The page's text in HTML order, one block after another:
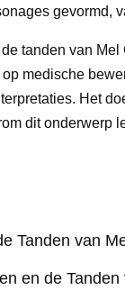
gevormd,
tanden van
medische
Het
dit onderwerp
Tanden van
en de